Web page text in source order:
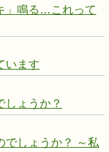
」鳴る…これって
います
しょうか？
でしょうか？ ～私